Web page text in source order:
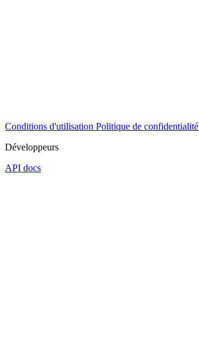
Conditions d'utilisation Politique de confidentialité
Développeurs
API docs